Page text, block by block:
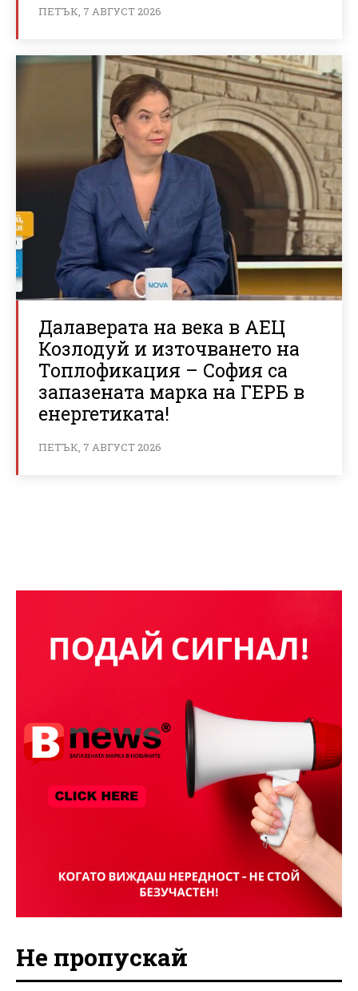
ПЕТЪК, 7 АВГУСТ 2026
Далаверата на века в АЕЦ
Козлодуй и източването на
Топлофикация – София са
запазената марка на ГЕРБ в
енергетиката!
ПЕТЪК, 7 АВГУСТ 2026
Не пропускай